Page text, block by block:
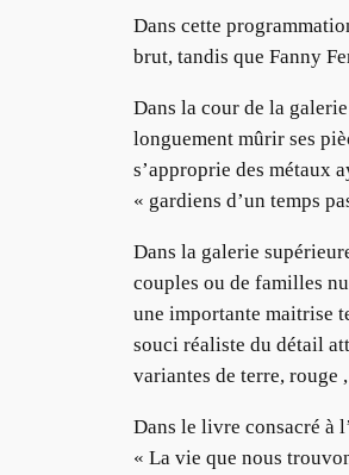
Dans cette
brut, tandis que Fanny
Dans la cour de la
longuement mûrir ses
s’approprie des métaux
« gardiens d’un temps
Dans la galerie
couples ou de familles
une importante maitrise
souci réaliste du détail
variantes de terre, rouge
Dans le livre consacré à
« La vie que nous